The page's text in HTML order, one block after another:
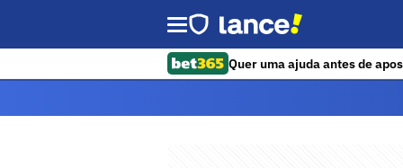
Quer uma ajuda antes de